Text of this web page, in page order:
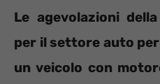
Le agevolazioni
per il settore auto
un veicolo con